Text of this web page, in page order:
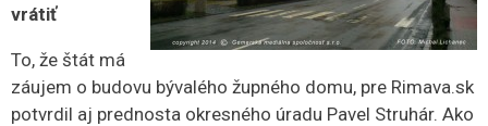
vrátiť
To, že štát má
záujem o budovu bývalého župného domu, pre Rimava.sk
potvrdil aj prednosta okresného úradu Pavel Struhár. Ako